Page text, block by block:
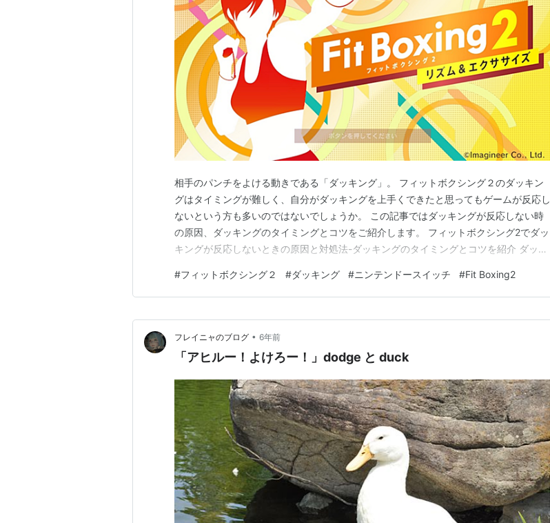
相手のパンチをよける動きである「ダッキング」。 フィットボクシング２のダッキン
グはタイミングが難しく、自分がダッキングを上手くできたと思ってもゲームが反応し
ないという方も多いのではないでしょうか。 この記事ではダッキングが反応しない時
の原因、ダッキングのタイミングとコツをご紹介します。 フィットボクシング2でダッ
キングが反応しないときの原因と対処法-ダッキングのタイミングとコツを紹介 ダッキ
終わりに フィットボクシング2でダッキングが反応しないときの原因と対処法-ダッキ
ングのタイミングとコツを紹介 Fit Bo…
#フィットボクシング２ #ダッキング #ニンテンドースイッチ #Fit Boxing2
フレイニャのブログ • 6年前
「アヒルー！よけろー！」dodge と duck